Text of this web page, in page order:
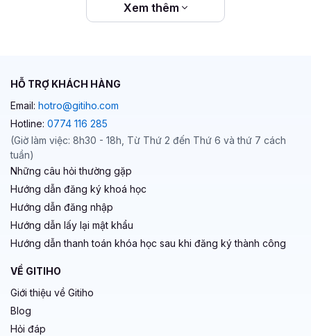
Xem thêm
HỖ TRỢ KHÁCH HÀNG
Email: hotro@gitiho.com
Hotline: 0774 116 285
(Giờ làm việc: 8h30 - 18h, Từ Thứ 2 đến Thứ 6 và thứ 7 cách
tuần)
Những câu hỏi thường gặp
Hướng dẫn đăng ký khoá học
Hướng dẫn đăng nhập
Hướng dẫn lấy lại mật khẩu
Hướng dẫn thanh toán khóa học sau khi đăng ký thành công
VỀ GITIHO
Giới thiệu về Gitiho
Blog
Hỏi đáp